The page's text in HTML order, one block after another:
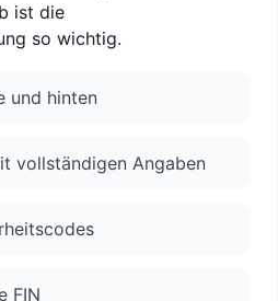
ist die
so wichtig.
und hinten
vollständigen Angaben
FIN